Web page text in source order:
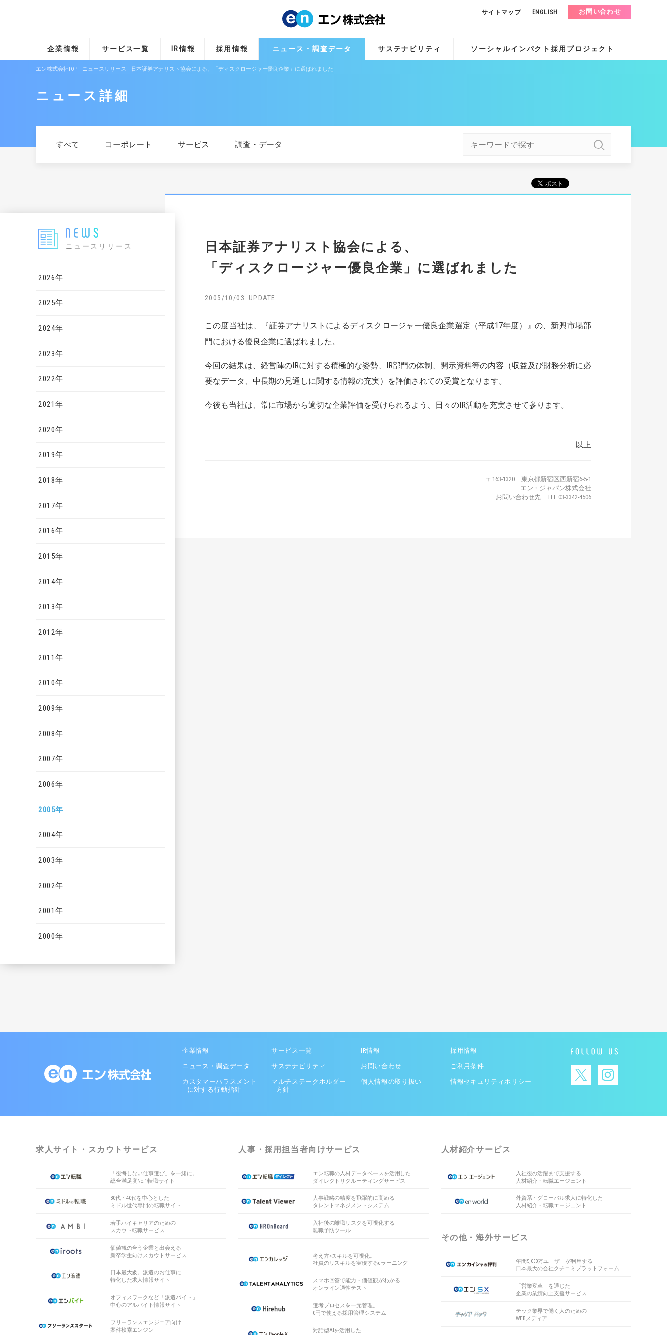
企業情報 サービス一覧 IR情報 採用情報 ニュース・調査データ サステナビリティ ソーシャルインパクト採用プロジェクト
サイトマップ ENGLISH お問い合わせ
エン株式会社TOP ニュースリリース 日本証券アナリスト協会による、「ディスクロージャー優良企業」に選ばれました
ニュース詳細
すべて コーポレート サービス 調査・データ
ニュースリリース
2026年
2025年
2024年
2023年
2022年
2021年
2020年
2019年
2018年
2017年
2016年
2015年
2014年
2013年
2012年
2011年
2010年
2009年
2008年
2007年
2006年
2005年
2004年
2003年
2002年
2001年
2000年
日本証券アナリスト協会による、
「ディスクロージャー優良企業」に選ばれました
2005/10/03
この度当社は、『証券アナリストによるディスクロージャー優良企業選定（平成17年度）』の、新興市場部
門における優良企業に選ばれました。
今回の結果は、経営陣のIRに対する積極的な姿勢、IR部門の体制、開示資料等の内容（収益及び財務分析に必
要なデータ、中長期の見通しに関する情報の充実）を評価されての受賞となります。
今後も当社は、常に市場から適切な企業評価を受けられるよう、日々のIR活動を充実させて参ります。
以上
〒163-1320 東京都新宿区西新宿6-5-1
エン・ジャパン株式会社
お問い合わせ先 TEL:03-3342-4506
企業情報 サービス一覧 IR情報 採用情報
ニュース・調査データ サステナビリティ お問い合わせ ご利用条件
カスタマーハラスメント
に対する行動指針
マルチステークホルダー
方針
個人情報の取り扱い 情報セキュリティポリシー
求人サイト・スカウトサービス
「後悔しない仕事選び」を一緒に。
総合満足度No.1転職サイト
30代・40代を中心とした
ミドル世代専門の転職サイト
若手ハイキャリアのための
スカウト転職サービス
価値観の合う企業と出会える
新卒学生向けスカウトサービス
日本最大級。派遣のお仕事に
特化した求人情報サイト
オフィスワークなど「派遣バイト」
中心のアルバイト情報サイト
フリーランスエンジニア向け
案件検索エンジン
人事・採用担当者向けサービス
エン転職の人材データベースを活用した
ダイレクトリクルーティングサービス
人事戦略の精度を飛躍的に高める
タレントマネジメントシステム
入社後の離職リスクを可視化する
離職予防ツール
考え方×スキルを可視化。
社員のリスキルを実現するeラーニング
スマホ回答で能力・価値観がわかる
オンライン適性テスト
選考プロセスを一元管理。
0円で使える採用管理システム
対話型AIを活用した
人材紹介サービス
入社後の活躍まで支援する
人材紹介・転職エージェント
外資系・グローバル求人に特化した
人材紹介・転職エージェント
その他・海外サービス
年間5,000万ユーザーが利用する
日本最大の会社クチコミプラットフォーム
「営業変革」を通じた
企業の業績向上支援サービス
テック業界で働く人のための
WEBメディア